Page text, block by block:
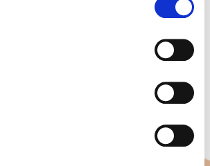
nodig voor een
gelegenheid, neem gerust